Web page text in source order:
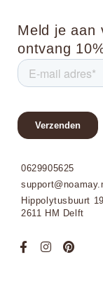
Meld je aan
ontvang
0629905625
Hippolytusbuurt 19
2611 HM Delft